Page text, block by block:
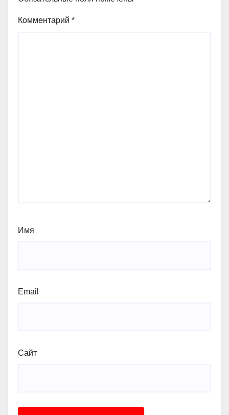
Комментарий *
Имя
Email
Сайт